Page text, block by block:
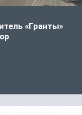
«Гранты»